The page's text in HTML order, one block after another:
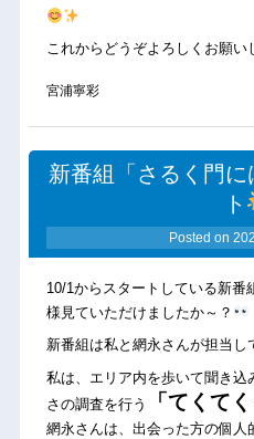
これからどうぞよろしくお願い
宮浦寧彩
新番組「さるく門
ト
Posted on
10/1からスタートしている新番
様見ていただけましたか～？
新番組は私と網永さんが担当し
私は、エリア内を歩いて聞き
さの調査を行う
「てくて
網永さんは、出会った方の個人